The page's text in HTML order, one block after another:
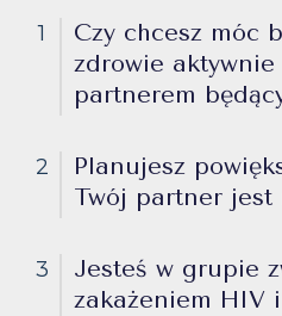
1
Czy chcesz móc
zdrowie aktywnie
partnerem
2
Planujesz
Twój partner jest
3
Jesteś w grupie
zakażeniem HIV